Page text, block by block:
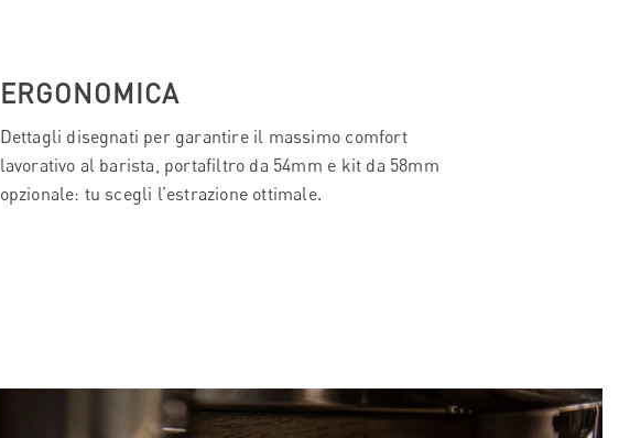
ERGONOMICA
Dettagli disegnati per garantire il massimo comfort
lavorativo al barista, portafiltro da 54mm e kit da 58mm
opzionale: tu scegli l’estrazione ottimale.